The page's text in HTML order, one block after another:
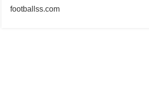
footballss.com